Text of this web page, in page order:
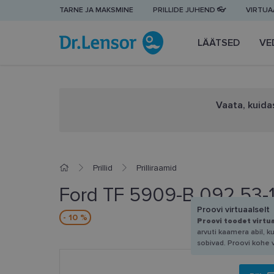
TARNE JA MAKSMINE PRILLIDE JUHEND 👓
LÄÄTSED
Vaata,
Prillid Prilliraamid
Ford TF 5909-B 092 53-
- 10 %
Proovi virtuaalselt
Proovi toodet
arvuti kaamera abil,
sobivad. Proovi